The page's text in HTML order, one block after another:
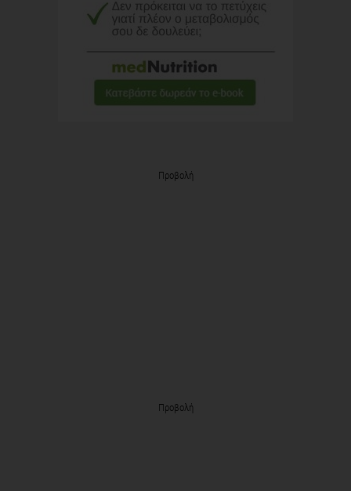
Προβολή
Προβολή